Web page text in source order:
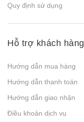
Quy định sử dụng
Hỗ trợ khách hàng
Hướng dẫn mua hàng
Hướng dẫn thanh toán
Hướng dẫn giao nhận
Điều khoản dịch vụ